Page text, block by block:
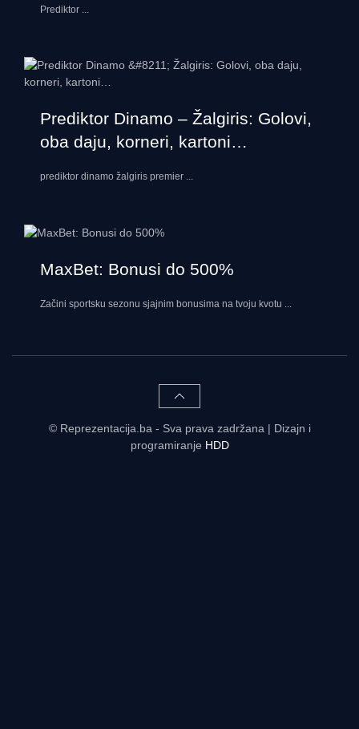
Prediktor ...
Prediktor Dinamo – Žalgiris: Golovi,
oba daju, korneri, kartoni…
prediktor dinamo žalgiris premier ...
MaxBet: Bonusi do 500%
Začini sportsku sezonu sjajnim bonusima na tvoju kvotu ...
© Reprezentacija.ba - Sva prava zadržana | Dizajn i
programiranje HDD